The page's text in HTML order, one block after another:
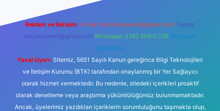
Reklam ve İletişim: E-mail: backlinkpaneli@gmail.com Teams:
forumhizmeti@gmail.com Whatsapp: 0262 606 0 726 Telegram:
@karabul
Yasal Uyarı: Sitemiz, 5651 Sayılı Kanun gereğince Bilgi Teknolojileri
ve İletişim Kurumu (BTK) tarafından onaylanmış bir Yer Sağlayıcı
olarak hizmet vermektedir. Bu nedenle, sitedeki içerikleri proaktif
olarak denetleme veya araştırma yükümlülüğümüz bulunmamaktadır.
Ancak, üyelerimiz yazdıkları içeriklerin sorumluluğunu taşımakta olup,